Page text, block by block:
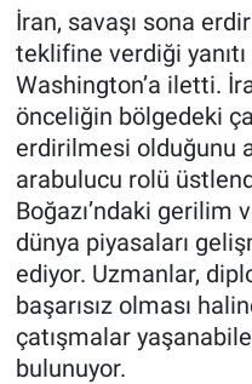
İran, savaşı sona
teklifine verdiği yanıtı
Washington’a iletti.
önceliğin bölgedeki
erdirilmesi olduğunu
arabulucu rolü
Boğazı’ndaki gerilim
dünya piyasaları
ediyor. Uzmanlar,
başarısız olması
çatışmalar
bulunuyor.
Süper Lig Puan
Tüm Manşetler
Son Dakika
Haber Arşivi